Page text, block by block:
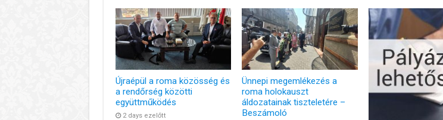
Újraépül a roma közösség és
a rendőrség közötti
együttműködés
2 days ezelőtt
Ünnepi megemlékezés a
roma holokauszt
áldozatainak tiszteletére –
Beszámoló